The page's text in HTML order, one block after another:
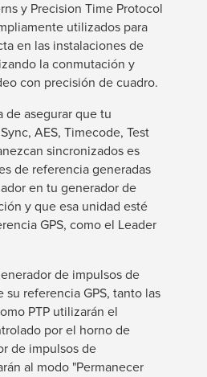
y Precision Time Protocol
utilizados para
en las instalaciones de
la conmutación y
con precisión de cuadro.
de asegurar que tu
AES, Timecode, Test
sincronizados es
de referencia generadas
en tu generador de
y que esa unidad esté
GPS, como el Leader
de impulsos de
referencia GPS, tanto las
PTP utilizarán el
por el horno de
de impulsos de
al modo "Permanecer